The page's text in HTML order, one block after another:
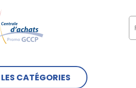
CATÉGORIES